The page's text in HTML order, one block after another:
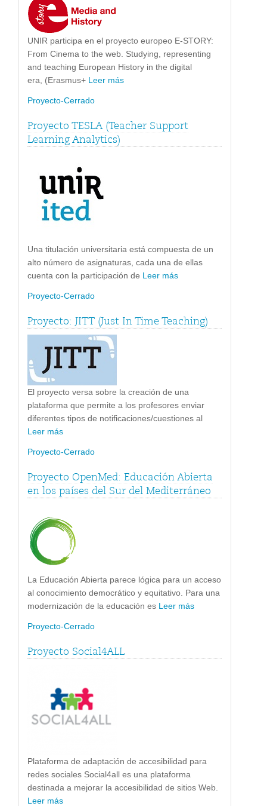
UNIR participa en el proyecto europeo E-STORY:
From Cinema to the web. Studying, representing
and teaching European History in the digital
era, (Erasmus+ Leer más
Proyecto-Cerrado
Proyecto TESLA (Teacher Support
Learning Analytics)
Una titulación universitaria está compuesta de un
alto número de asignaturas, cada una de ellas
cuenta con la participación de Leer más
Proyecto-Cerrado
Proyecto: JITT (Just In Time Teaching)
El proyecto versa sobre la creación de una
plataforma que permite a los profesores enviar
diferentes tipos de notificaciones/cuestiones al
Leer más
Proyecto-Cerrado
Proyecto OpenMed: Educación Abierta
en los países del Sur del Mediterráneo
La Educación Abierta parece lógica para un acceso
al conocimiento democrático y equitativo. Para una
modernización de la educación es Leer más
Proyecto-Cerrado
Proyecto Social4ALL
Plataforma de adaptación de accesibilidad para
redes sociales Social4all es una plataforma
destinada a mejorar la accesibilidad de sitios Web.
Leer más